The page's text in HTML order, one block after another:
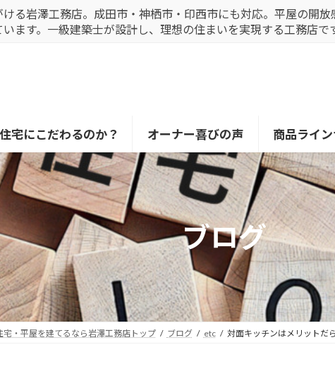
る岩澤工務店。成田市・神栖市・印西市にも対応。平屋の開
ます。一級建築士が設計し、理想の住まいを実現する工務店です
宅にこだわるのか？ オーナー喜びの声 商品ライ
ブログ
・平屋を建てるなら岩澤工務店トップ ブログ etc 対面キッチンはメリットだ